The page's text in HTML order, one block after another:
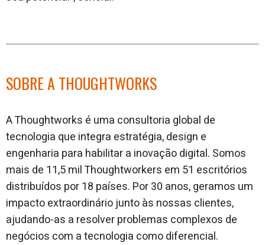
SOBRE A THOUGHTWORKS
A Thoughtworks é uma consultoria global de
tecnologia que integra estratégia, design e
engenharia para habilitar a inovação digital. Somos
mais de 11,5 mil Thoughtworkers em 51 escritórios
distribuídos por 18 países. Por 30 anos, geramos um
impacto extraordinário junto às nossas clientes,
ajudando-as a resolver problemas complexos de
negócios com a tecnologia como diferencial.